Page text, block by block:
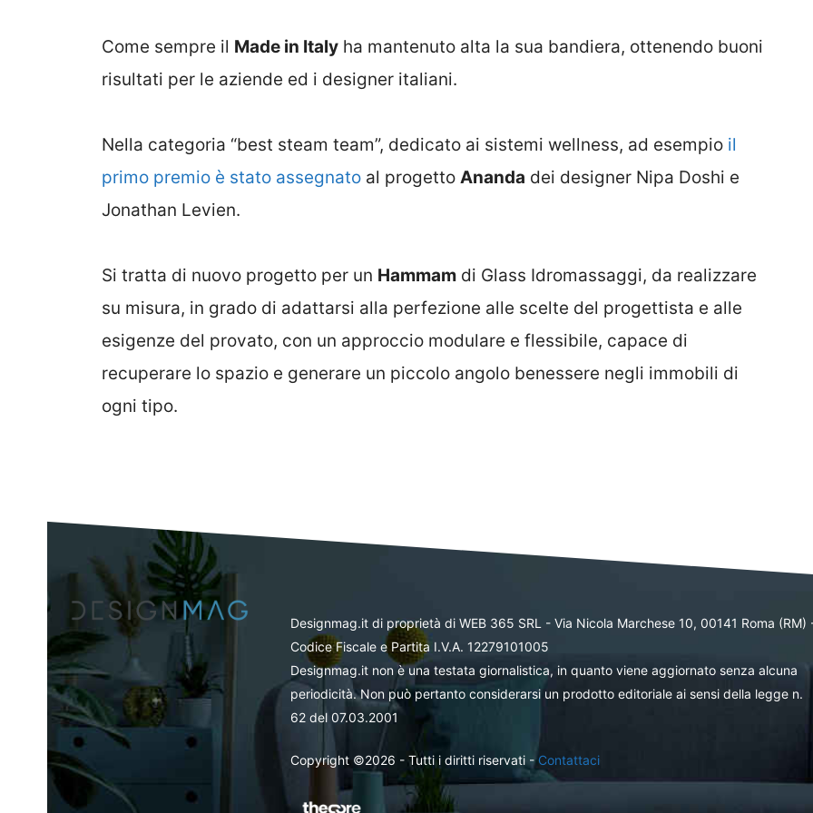
Come sempre il Made in Italy ha mantenuto alta la sua bandiera, ottenendo buoni
risultati per le aziende ed i designer italiani.
Nella categoria “best steam team”, dedicato ai sistemi wellness, ad esempio il
primo premio è stato assegnato al progetto Ananda dei designer Nipa Doshi e
Jonathan Levien.
Si tratta di nuovo progetto per un Hammam di Glass Idromassaggi, da realizzare
su misura, in grado di adattarsi alla perfezione alle scelte del progettista e alle
esigenze del provato, con un approccio modulare e flessibile, capace di
recuperare lo spazio e generare un piccolo angolo benessere negli immobili di
ogni tipo.
Designmag.it di proprietà di WEB 365 SRL - Via Nicola Marchese 10, 00141 Roma (RM)
Codice Fiscale e Partita I.V.A. 12279101005
Designmag.it non è una testata giornalistica, in quanto viene aggiornato senza alcuna
periodicità. Non può pertanto considerarsi un prodotto editoriale ai sensi della legge n.
62 del 07.03.2001
Copyright ©2026 - Tutti i diritti riservati -Contattaci